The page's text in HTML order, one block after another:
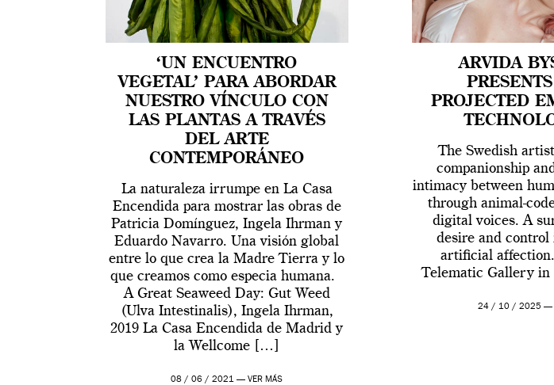
‘UN ENCUENTRO
VEGETAL’ PARA ABORDAR
NUESTRO VÍNCULO CON
LAS PLANTAS A TRAVÉS
DEL ARTE
CONTEMPORÁNEO
La naturaleza irrumpe en La Casa
Encendida para mostrar las obras de
Patricia Domínguez, Ingela Ihrman y
Eduardo Navarro. Una visión global
entre lo que crea la Madre Tierra y lo
que creamos como especia humana.
A Great Seaweed Day: Gut Weed
(Ulva Intestinalis), Ingela Ihrman,
2019 La Casa Encendida de Madrid y
la Wellcome […]
08 / 06 / 2021 —VER MÁS
ARVIDA
PROJECTED
The Swedish
companionship
intimacy between
through animal-
digital voices. A
desire and control
artificial
Telematic Gallery in
24 / 10 / 2025 —